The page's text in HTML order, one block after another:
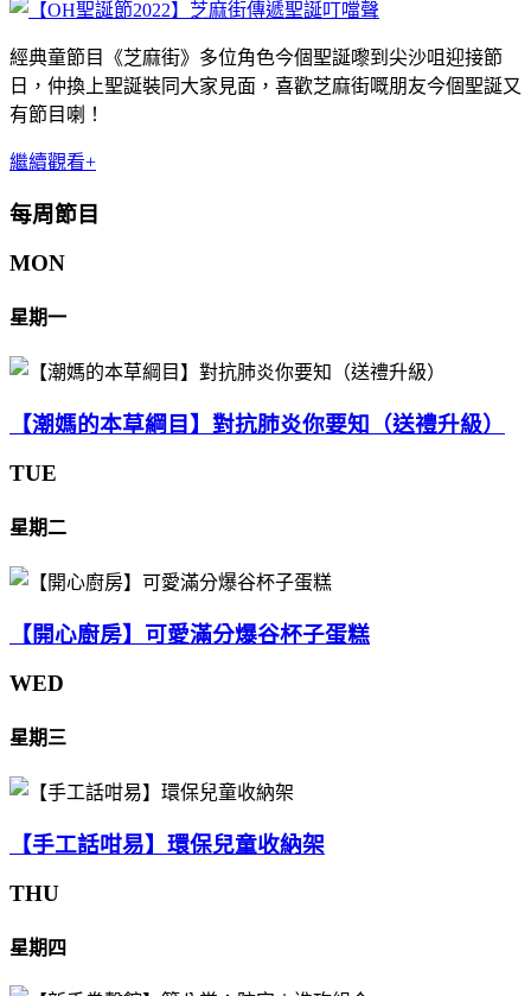
經典童節目《芝麻街》多位角色今個聖誕嚟到尖沙咀迎接節
日，仲換上聖誕裝同大家見面，喜歡芝麻街嘅朋友今個聖誕又
有節目喇！
繼續觀看+
每周節目
MON
星期一
【潮媽的本草綱目】對抗肺炎你要知（送禮升級）
TUE
星期二
【開心廚房】可愛滿分爆谷杯子蛋糕
WED
星期三
【手工話咁易】環保兒童收納架
THU
星期四